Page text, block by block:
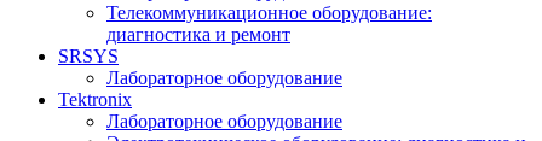
Телекоммуникационное оборудование:
диагностика и ремонт
SRSYS
Лабораторное оборудование
Tektronix
Лабораторное оборудование